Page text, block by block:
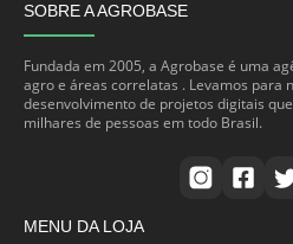
SOBRE A AGROBASE
Fundada em 2005, a Agrobase é uma
agro e áreas correlatas . Levamos para
desenvolvimento de projetos digitais
milhares de pessoas em todo Brasil.
MENU DA LOJA